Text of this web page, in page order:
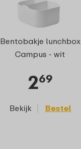
Bentobakje lunchbox
Campus - wit
269
Bekijk Bestel